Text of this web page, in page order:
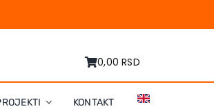
0,00 RSD
KONTAKT